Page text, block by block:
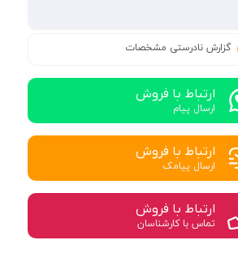
گزارش نادرستی مشخصات
ارتباط با فروش
ارسال پیام
ارتباط با فروش
ارسال پیامک
ارتباط با فروش
تماس با کارشناسان